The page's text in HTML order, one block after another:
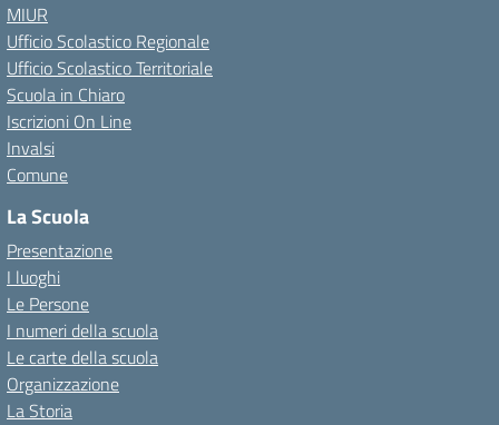
MIUR
Ufficio Scolastico Regionale
Ufficio Scolastico Territoriale
Scuola in Chiaro
Iscrizioni On Line
Invalsi
Comune
La Scuola
Presentazione
I luoghi
Le Persone
I numeri della scuola
Le carte della scuola
Organizzazione
La Storia